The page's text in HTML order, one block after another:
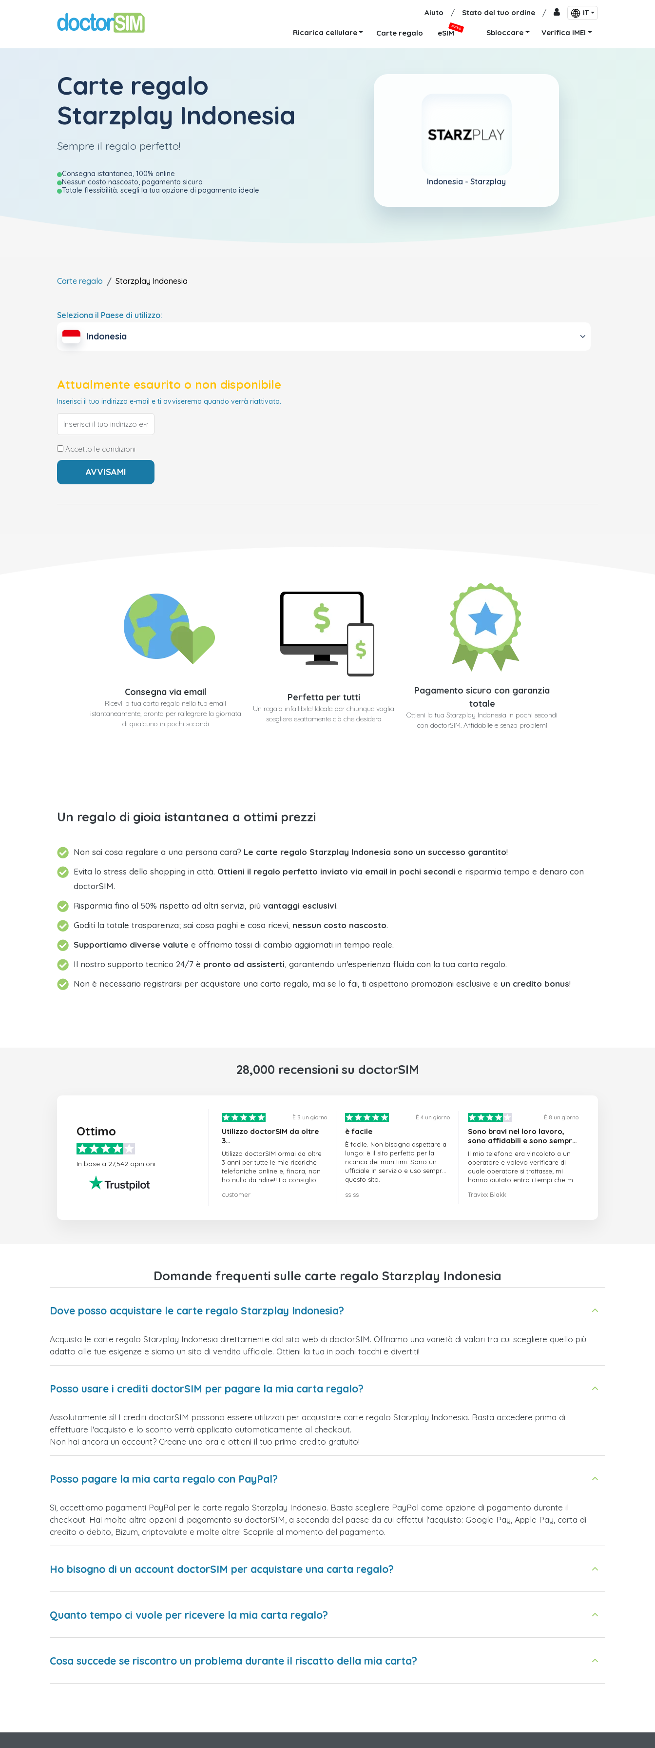
Aiuto / Stato del tuo ordine / IT
Ricarica cellulare Carte regalo eSIM
NUOVO
Sbloccare Verifica IMEI
Carte regalo
Starzplay Indonesia
Sempre il regalo perfetto!
Consegna istantanea, 100% online
Nessun costo nascosto, pagamento sicuro
Totale flessibilità: scegli la tua opzione di pagamento ideale
Indonesia - Starzplay
Carte regalo Starzplay Indonesia
Seleziona il Paese di utilizzo:
Indonesia
Attualmente esaurito o non disponibile
Inserisci il tuo indirizzo e-mail e ti avviseremo quando verrà riattivato.
Accetto le condizioni
Consegna via email
Ricevi la tua carta regalo nella tua email
istantaneamente, pronta per rallegrare la giornata
di qualcuno in pochi secondi
Perfetta per tutti
Un regalo infallibile! Ideale per chiunque voglia
scegliere esattamente ciò che desidera
Pagamento sicuro con garanzia
totale
Ottieni la tua Starzplay Indonesia in pochi secondi
con doctorSIM. Affidabile e senza problemi
Un regalo di gioia istantanea a ottimi prezzi
Non sai cosa regalare a una persona cara? Le carte regalo Starzplay Indonesia sono un successo garantito!
Evita lo stress dello shopping in città. Ottieni il regalo perfetto inviato via email in pochi secondi e risparmia tempo e denaro con
doctorSIM.
Risparmia fino al 50% rispetto ad altri servizi, più vantaggi esclusivi.
Goditi la totale trasparenza; sai cosa paghi e cosa ricevi, nessun costo nascosto.
Supportiamo diverse valute e offriamo tassi di cambio aggiornati in tempo reale.
Il nostro supporto tecnico 24/7 è pronto ad assisterti, garantendo un'esperienza fluida con la tua carta regalo.
Non è necessario registrarsi per acquistare una carta regalo, ma se lo fai, ti aspettano promozioni esclusive e un credito bonus!
28,000 recensioni su doctorSIM
Ottimo
In base a 27,542 opinioni
È 3 un giorno
Utilizzo doctorSIM da oltre
3…
Utilizzo doctorSIM ormai da oltre
3 anni per tutte le mie ricariche
telefoniche online e, finora, non
ho nulla da ridire!! Lo consiglio
customer
È 4 un giorno
è facile
È facile. Non bisogna aspettare a
lungo: è il sito perfetto per la
ricarica dei marittimi. Sono un
ufficiale in servizio e uso sempre
questo sito.
ss ss
È 8 un giorno
Sono bravi nel loro lavoro,
sono affidabili e sono sempre
puntuali
Il mio telefono era vincolato a un
operatore e volevo verificare di
quale operatore si trattasse; mi
hanno aiutato entro i tempi che mi
Travixx Blakk
Domande frequenti sulle carte regalo Starzplay Indonesia
Dove posso acquistare le carte regalo Starzplay Indonesia?
Acquista le carte regalo Starzplay Indonesia direttamente dal sito web di doctorSIM. Offriamo una varietà di valori tra cui scegliere quello più
adatto alle tue esigenze e siamo un sito di vendita ufficiale. Ottieni la tua in pochi tocchi e divertiti!
Posso usare i crediti doctorSIM per pagare la mia carta regalo?
Assolutamente sì! I crediti doctorSIM possono essere utilizzati per acquistare carte regalo Starzplay Indonesia. Basta accedere prima di
effettuare l'acquisto e lo sconto verrà applicato automaticamente al checkout.
Non hai ancora un account? Creane uno ora e ottieni il tuo primo credito gratuito!
Posso pagare la mia carta regalo con PayPal?
Sì, accettiamo pagamenti PayPal per le carte regalo Starzplay Indonesia. Basta scegliere PayPal come opzione di pagamento durante il
checkout. Hai molte altre opzioni di pagamento su doctorSIM, a seconda del paese da cui effettui l'acquisto: Google Pay, Apple Pay, carta di
credito o debito, Bizum, criptovalute e molte altre! Scoprile al momento del pagamento.
Ho bisogno di un account doctorSIM per acquistare una carta regalo?
Quanto tempo ci vuole per ricevere la mia carta regalo?
Cosa succede se riscontro un problema durante il riscatto della mia carta?